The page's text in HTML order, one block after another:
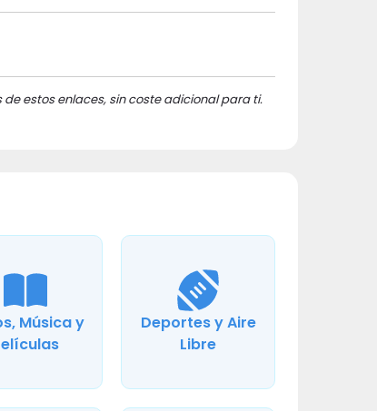
estos enlaces, sin coste adicional para ti.
Música y
Deportes y Aire
Libre